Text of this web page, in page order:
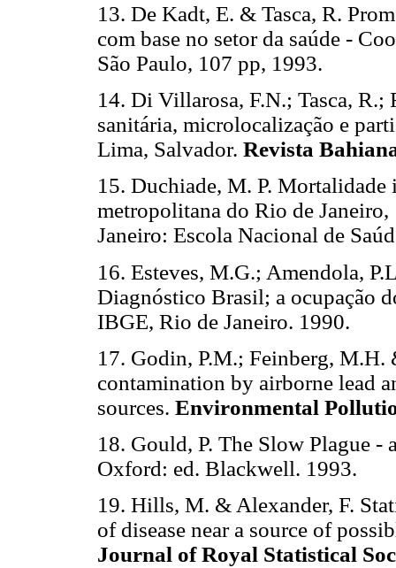
13. De Kadt, E. & Tasca, R.
com base no setor da saúde -
São Paulo, 107 pp, 1993.
14. Di Villarosa, F.N.; Tasca, R.;
sanitária, microlocalização e
Lima, Salvador. Revista
15. Duchiade, M. P.
metropolitana do Rio de
Janeiro: Escola Nacional de
16. Esteves, M.G.; Amendola,
Diagnóstico Brasil; a ocupação
IBGE, Rio de Janeiro. 1990.
17. Godin, P.M.; Feinberg,
contamination by airborne lead
sources. Environmental
18. Gould, P. The Slow Plague
Oxford: ed. Blackwell. 1993.
19. Hills, M. & Alexander, F.
of disease near a source of
Journal of Royal Statistical